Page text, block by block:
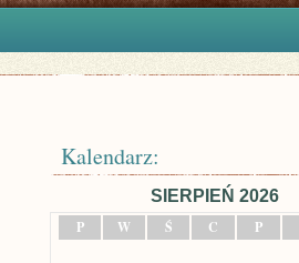
Kalendarz:
SIERPIEŃ 2026
P
W Ś C P